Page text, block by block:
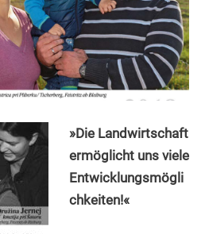
»Die Landwirtschaft
ermöglicht uns viele
Entwicklungsmögli
chkeiten!«